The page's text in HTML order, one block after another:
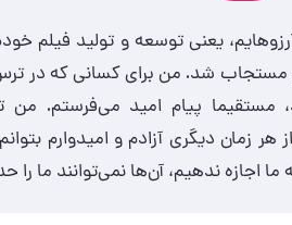
یعنی توسعه و تولید فیلم
مستجاب شد. من برای کسانی که
مستقیما پیام امید می‌فرستم. من
زمان دیگری آزادم و امیدوارم
ما اجازه ندهیم، آن‌ها نمی‌توانند ما را